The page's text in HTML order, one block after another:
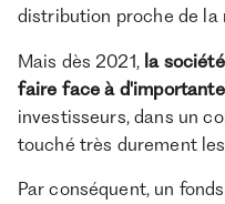
distribution proche de la
Mais dès 2021,la société
faire face à
investisseurs, dans un
touché très durement
Par conséquent, un